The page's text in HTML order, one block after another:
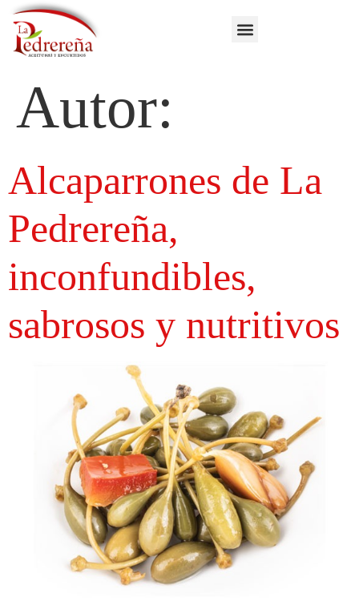
Autor:
Alcaparrones de La
Pedrereña,
inconfundibles,
sabrosos y nutritivos